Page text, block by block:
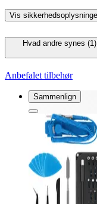
Vis
Hvad andre synes (1)
Anbefalet tilbehør
Sammenlign